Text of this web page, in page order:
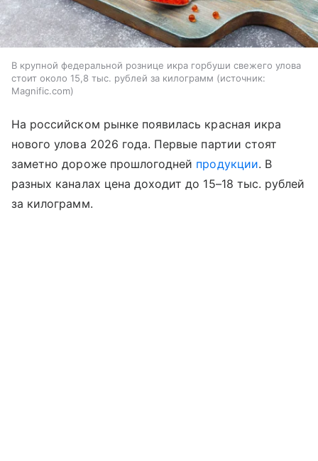
В крупной федеральной рознице икра горбуши свежего улова
стоит около 15,8 тыс. рублей за килограмм
источник:
Magnific.com
На российском рынке появилась красная икра
нового улова 2026 года. Первые партии стоят
заметно дороже прошлогодней продукции. В
разных каналах цена доходит до 15–18 тыс. рублей
за килограмм.